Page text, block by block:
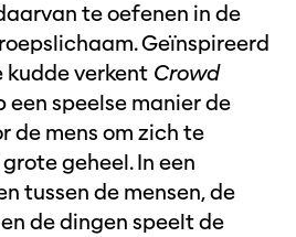
te oefenen in de
Geïnspireerd
kudde verkent Crowd
een speelse manier de
de mens om zich te
geheel. In een
tussen de mensen, de
de dingen speelt de